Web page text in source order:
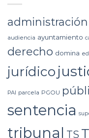
administración
audiencia ayuntamiento
derecho domina
jurídico
PAI parcela PGOU
sentencia
tribunal TS